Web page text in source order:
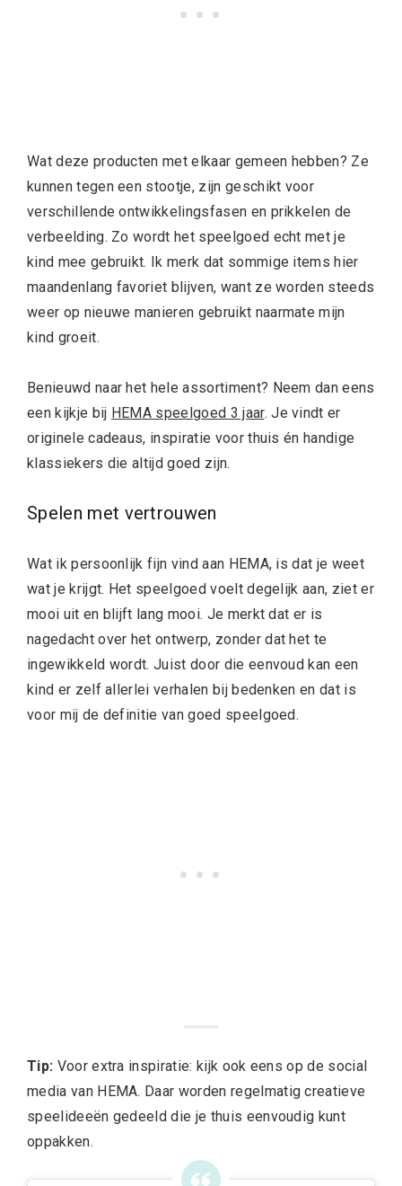
Wat deze producten met elkaar gemeen hebben? Ze
kunnen tegen een stootje, zijn geschikt voor
verschillende ontwikkelingsfasen en prikkelen de
verbeelding. Zo wordt het speelgoed echt met je
kind mee gebruikt. Ik merk dat sommige items hier
maandenlang favoriet blijven, want ze worden steeds
weer op nieuwe manieren gebruikt naarmate mijn
kind groeit.
Benieuwd naar het hele assortiment? Neem dan eens
een kijkje bij HEMA speelgoed 3 jaar. Je vindt er
originele cadeaus, inspiratie voor thuis én handige
klassiekers die altijd goed zijn.
Spelen met vertrouwen
Wat ik persoonlijk fijn vind aan HEMA, is dat je weet
wat je krijgt. Het speelgoed voelt degelijk aan, ziet er
mooi uit en blijft lang mooi. Je merkt dat er is
nagedacht over het ontwerp, zonder dat het te
ingewikkeld wordt. Juist door die eenvoud kan een
kind er zelf allerlei verhalen bij bedenken en dat is
voor mij de definitie van goed speelgoed.
Tip: Voor extra inspiratie: kijk ook eens op de social
media van HEMA. Daar worden regelmatig creatieve
speelideeën gedeeld die je thuis eenvoudig kunt
oppakken.